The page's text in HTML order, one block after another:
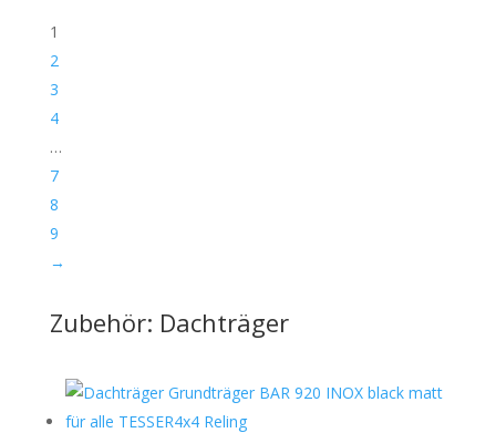
1
2
3
4
…
7
8
9
→
Zubehör: Dachträger